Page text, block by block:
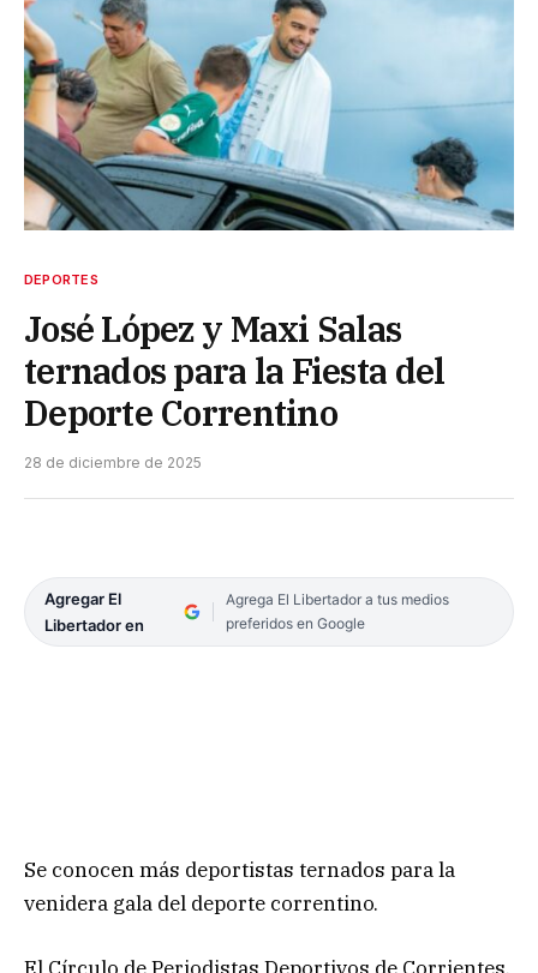
DEPORTES
José López y Maxi Salas
ternados para la Fiesta del
Deporte Correntino
28 de diciembre de 2025
Agregar El
Libertador en
Agrega El Libertador a tus medios
preferidos en Google
Se conocen más deportistas ternados para la
venidera gala del deporte correntino.